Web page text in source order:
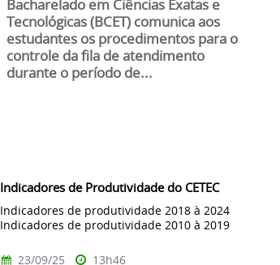
Bacharelado em Ciências Exatas e
Tecnológicas (BCET) comunica aos
estudantes os procedimentos para o
controle da fila de atendimento
durante o período de...
Indicadores de Produtividade do CETEC
Indicadores de produtividade 2018 à 2024
Indicadores de produtividade 2010 à 2019
23/09/25 13h46